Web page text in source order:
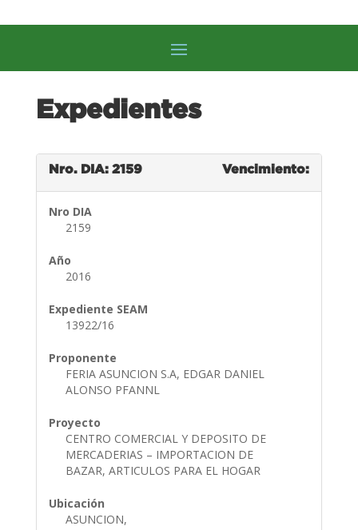
Expedientes
Nro. DIA: 2159 Vencimiento:
Nro DIA
2159
Año
2016
Expediente SEAM
13922/16
Proponente
FERIA ASUNCION S.A, EDGAR DANIEL
ALONSO PFANNL
Proyecto
CENTRO COMERCIAL Y DEPOSITO DE
MERCADERIAS – IMPORTACION DE
BAZAR, ARTICULOS PARA EL HOGAR
Ubicación
ASUNCION,